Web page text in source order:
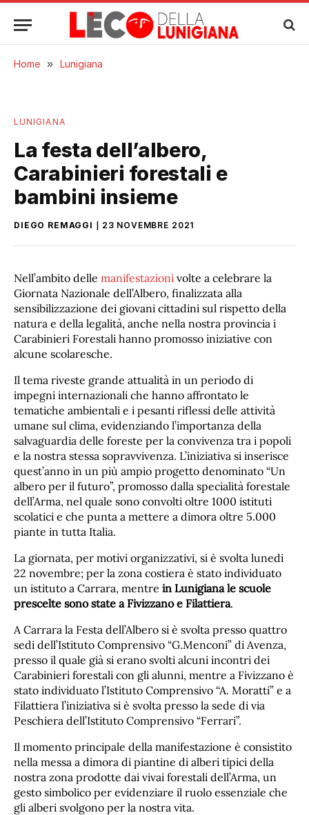
Home » Lunigiana
LUNIGIANA
La festa dell’albero,
Carabinieri forestali e
bambini insieme
DIEGO REMAGGI 23 NOVEMBRE 2021
Nell’ambito delle manifestazioni volte a celebrare la
Giornata Nazionale dell’Albero, finalizzata alla
sensibilizzazione dei giovani cittadini sul rispetto della
natura e della legalità, anche nella nostra provincia i
Carabinieri Forestali hanno promosso iniziative con
alcune scolaresche.
Il tema riveste grande attualità in un periodo di
impegni internazionali che hanno affrontato le
tematiche ambientali e i pesanti riflessi delle attività
umane sul clima, evidenziando l’importanza della
salvaguardia delle foreste per la convivenza tra i popoli
e la nostra stessa sopravvivenza. L’iniziativa si inserisce
quest’anno in un più ampio progetto denominato “Un
albero per il futuro”, promosso dalla specialità forestale
dell’Arma, nel quale sono convolti oltre 1000 istituti
scolatici e che punta a mettere a dimora oltre 5.000
piante in tutta Italia.
La giornata, per motivi organizzativi, si è svolta lunedi
22 novembre; per la zona costiera è stato individuato
un istituto a Carrara, mentre in Lunigiana le scuole
prescelte sono state a Fivizzano e Filattiera.
A Carrara la Festa dell’Albero si è svolta presso quattro
sedi dell’Istituto Comprensivo “G.Menconi” di Avenza,
presso il quale già si erano svolti alcuni incontri dei
Carabinieri forestali con gli alunni, mentre a Fivizzano è
stato individuato l’Istituto Comprensivo “A. Moratti” e a
Filattiera l’iniziativa si è svolta presso la sede di via
Peschiera dell’Istituto Comprensivo “Ferrari”.
Il momento principale della manifestazione è consistito
nella messa a dimora di piantine di alberi tipici della
nostra zona prodotte dai vivai forestali dell’Arma, un
gesto simbolico per evidenziare il ruolo essenziale che
gli alberi svolgono per la nostra vita.